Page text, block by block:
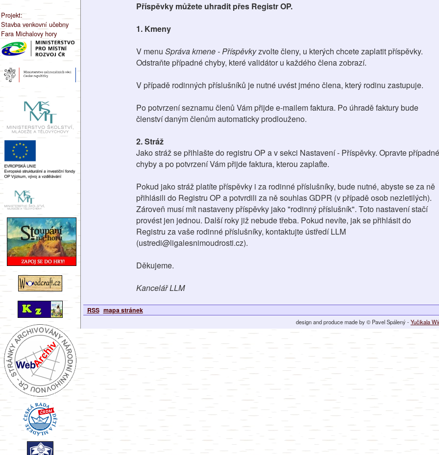
Projekt:
Stavba venkovní učebny
Fara Michalovy hory
Příspěvky můžete uhradit přes Registr OP.
1. Kmeny
V menu Správa kmene - Příspěvkyzvolte členy, u kterých chcete zaplatit příspěvky.
Odstraňte případné chyby, které validátor u každého člena zobrazí.
V případě rodinných příslušníků je nutné uvést jméno člena, který rodinu zastupuje.
Po potvrzení seznamu členů Vám přijde e-mailem faktura. Po úhradě faktury bude
členství daným členům automaticky prodlouženo.
2. Stráž
Jako stráž se přihlašte do registru OP a v sekci Nastavení - Příspěvky. Opravte případné
chyby a po potvrzení Vám přijde faktura, kterou zaplaťte.
Pokud jako stráž platíte příspěvky i za rodinné příslušníky, bude nutné, abyste se za ně
přihlásili do Registru OP a potvrdili za ně souhlas GDPR (v případě osob nezletilých).
Zároveň musí mít nastaveny příspěvky jako "rodinný příslušník". Toto nastavení stačí
provést jen jednou. Další roky již nebude třeba. Pokud nevíte, jak se přihlásit do
Registru za vaše rodinné příslušníky, kontaktujte ústředí LLM
(ustredi@ligalesnimoudrosti.cz).
Děkujeme.
Kancelář LLM
RSS mapa stránek
design and produce made by © Pavel Spálený -Yučikala